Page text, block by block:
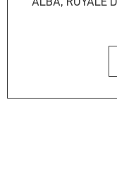
ALBA, ROYALE